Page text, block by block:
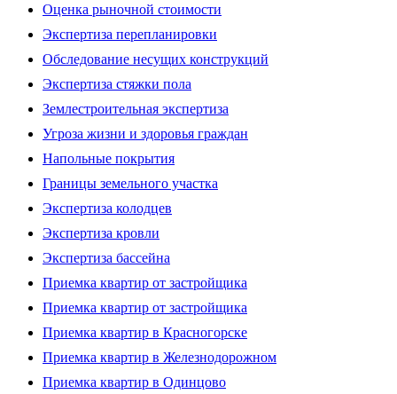
Оценка рыночной стоимости
Экспертиза перепланировки
Обследование несущих конструкций
Экспертиза стяжки пола
Землестроительная экспертиза
Угроза жизни и здоровья граждан
Напольные покрытия
Границы земельного участка
Экспертиза колодцев
Экспертиза кровли
Экспертиза бассейна
Приемка квартир от застройщика
Приемка квартир от застройщика
Приемка квартир в Красногорске
Приемка квартир в Железнодорожном
Приемка квартир в Одинцово